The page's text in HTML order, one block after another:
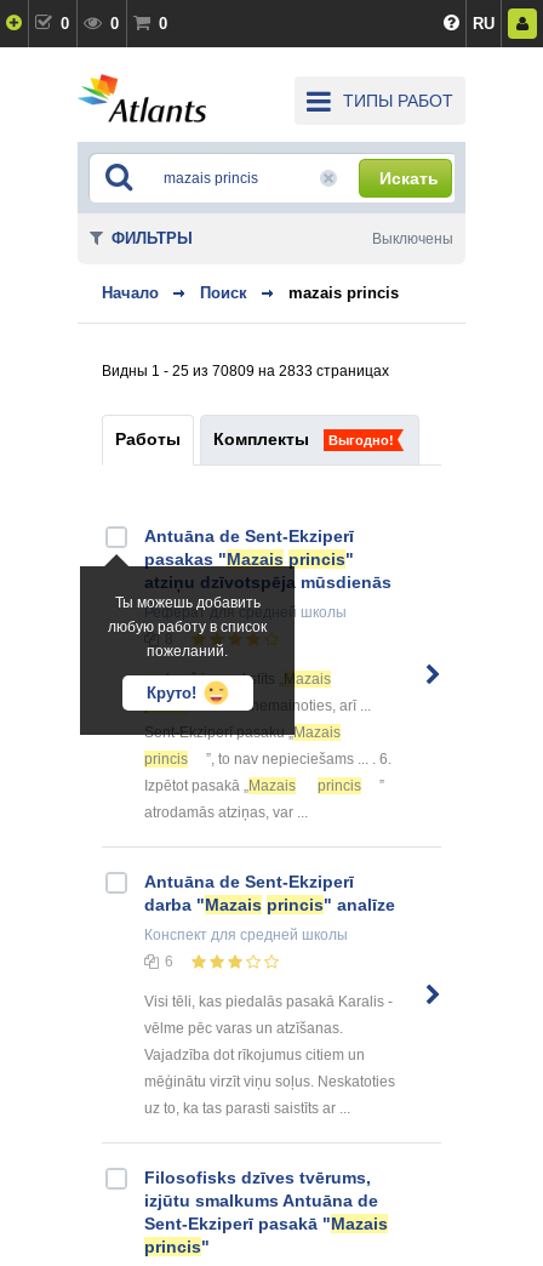
0 0 0 RU
ТИПЫ РАБОТ
Искать
Начало Поиск mazais princis
Видны 1 - 25 из 70809 на 2833 страницах
Работы Комплекты Выгодно!
Ты можешь добавить
любую работу в список
пожеланий.
Круто!
Antuāna de Sent-Ekziperī
pasakas "Mazais princis"
atziņu dzīvotspēja mūsdienās
Рефератдля средней школы
... , kopš ir uzrakstīts „ Mazais
princis
”. Tām nemainoties, arī ...
Sent-Ekziperī pasaku „Mazais
princis
”, to nav nepieciešams ... . 6.
Izpētot pasakā „Mazais princis
”
atrodamās atziņas, var ...
Antuāna de Sent-Ekziperī
darba "Mazais princis" analīze
Конспект для средней школы
6
Visi tēli, kas piedalās pasakā Karalis -
vēlme pēc varas un atzīšanas.
Vajadzība dot rīkojumus citiem un
mēģinātu virzīt viņu soļus. Neskatoties
uz to, ka tas parasti saistīts ar ...
Filosofisks dzīves tvērums,
izjūtu smalkums Antuāna de
Sent-Ekziperī pasakā "Mazais
princis"
ФИЛЬТРЫ Выключены